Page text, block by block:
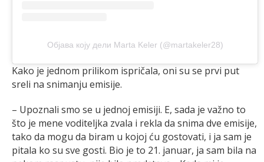
Објава коју дели Marta Keler (@martakeler28)
Kako je jednom prilikom ispričala, oni su se prvi put
sreli na snimanju emisije.
– Upoznali smo se u jednoj emisiji. E, sada je važno to
što je mene voditeljka zvala i rekla da snima dve emisije,
tako da mogu da biram u kojoj ću gostovati, i ja sam je
pitala ko su sve gosti. Bio je to 21. januar, ja sam bila na